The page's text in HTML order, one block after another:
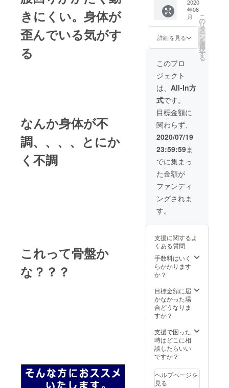
きにくい。身体が
歪んでいる気がす
る
なんか身体が不
調、、、、とにか
く不調
これって骨盤か
な？？？
事業を開
始。国内・
ドファン
TVショッピ
ング、大手
量販店、EC
サイト など
で販売。
クライアン
ト：政財界
のVIP、各界
著名人、プ
ロスポーツ
選手（金メ
ダリスト、
ボクシング
世界チャン
ピオン、各
種競技）を
はじめ、の
べ12万人を
施術。
届けい
たしま
す。
2020
年08
月
詳細を見る
こ
の
リ
タ
ー
ン
を
選
択
す
る
このプロ
ジェクト
は、 All-In方
式です。
目標金額に
関わらず、
2020/07/19
23:59:59ま
でに集まっ
た金額が
ファンディ
ングされま
す。
支援に関するよ
くある質問
手数料はいく
らかかります
か？
目標金額に届
かなかった場
合どうなりま
すか？
支援で困った
時はどこに相
談したらいい
ですか？
ヘルプページを
見る